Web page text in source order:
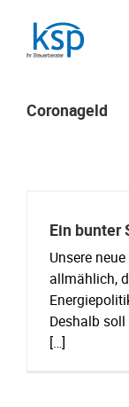
content
Coronageld
Ein bunter
Unsere
allmählich,
Deshalb
[…]